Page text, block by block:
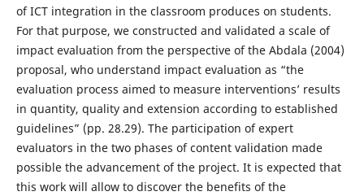
of ICT integration in the classroom produces on students.
For that purpose, we constructed and validated a scale of
impact evaluation from the perspective of the Abdala (2004)
proposal, who understand impact evaluation as “the
evaluation process aimed to measure interventions’ results
in quantity, quality and extension according to established
guidelines” (pp. 28.29). The participation of expert
evaluators in the two phases of content validation made
possible the advancement of the project. It is expected that
this work will allow to discover the benefits of the